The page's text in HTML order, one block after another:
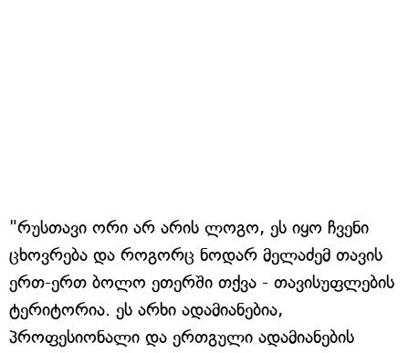
"რუსთავი ორი არ არის ლოგო, ეს იყო ჩვენი
ცხოვრება და როგორც ნოდარ მელაძემ თავის
ერთ-ერთ ბოლო ეთერში თქვა - თავისუფლების
ტერიტორია. ეს არხი ადამიანებია,
პროფესიონალი და ერთგული ადამიანების